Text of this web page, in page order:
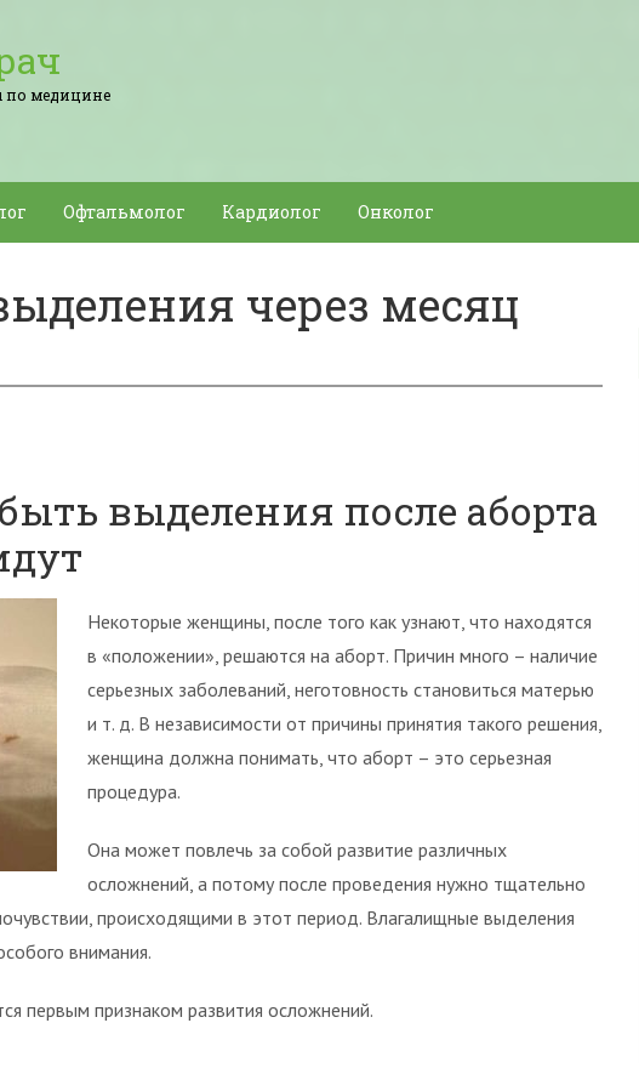
по медицине
Офтальмолог Кардиолог Онколог
через месяц
выделения после аборта
Некоторые женщины, после того как узнают, что находятся
в «положении», решаются на аборт. Причин много – наличие
серьезных заболеваний, неготовность становиться матерью
и т. д. В независимости от причины принятия такого решения,
женщина должна понимать, что аборт – это серьезная
процедура.
Она может повлечь за собой развитие различных
осложнений, а потому после проведения нужно тщательно
происходящими в этот период. Влагалищные выделения
внимания.
первым признаком развития осложнений.